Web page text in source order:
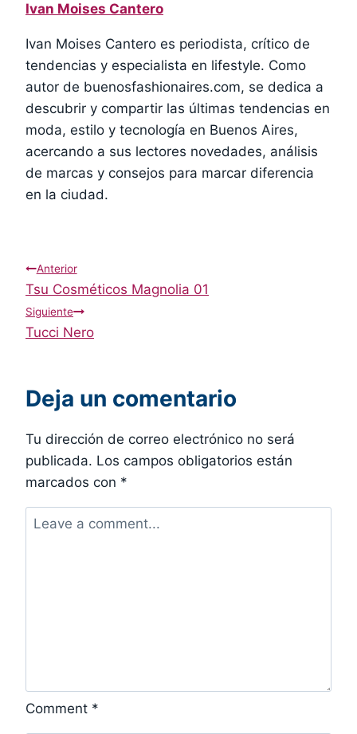
Ivan Moises Cantero
Ivan Moises Cantero es periodista, crítico de
tendencias y especialista en lifestyle. Como
autor de buenosfashionaires.com, se dedica a
descubrir y compartir las últimas tendencias en
moda, estilo y tecnología en Buenos Aires,
acercando a sus lectores novedades, análisis
de marcas y consejos para marcar diferencia
en la ciudad.
Navegación
de
entradas
Anterior
Tsu Cosméticos Magnolia 01
Siguiente
Tucci Nero
Deja un comentario
Tu dirección de correo electrónico no será
publicada. Los campos obligatorios están
marcados con *
Comment *